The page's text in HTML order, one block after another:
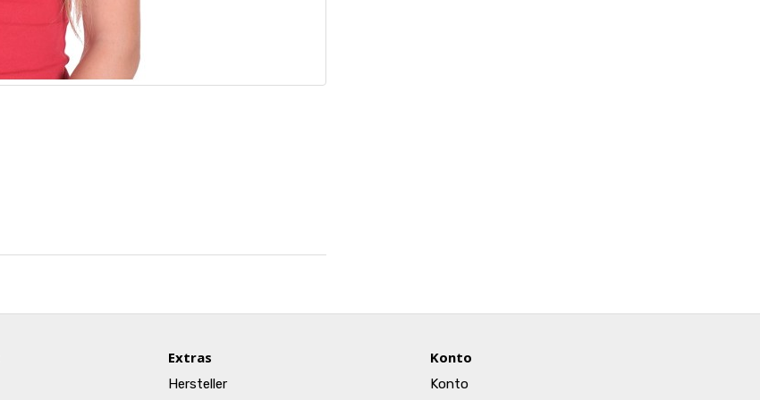
Extras
Hersteller
Konto
Konto